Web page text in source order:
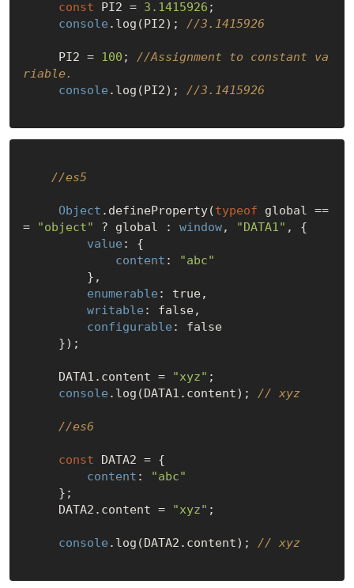
const PI2 = 3.1415926 ;
console .log(PI2); //3.1415926
     PI2 =
100 ; //Assignment to constant va
riable.
console .log(PI2); //3.1415926
//es5
Object .defineProperty(typeof global ==
=
"object" ? global : window, "DATA1" , {
value : {
content :
"abc"
enumerable : true,
writable : false,
configurable : false
     DATA1.content =
"xyz" ;
console .log(DATA1.content); // xyz
//es6
const DATA2 = {
content :
"abc"
     DATA2.content =
"xyz" ;
console .log(DATA2.content); // xyz